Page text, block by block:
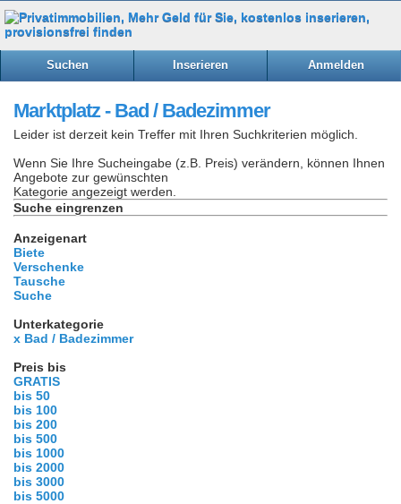
Suchen Inserieren Anmelden
Marktplatz - Bad / Badezimmer
Leider ist derzeit kein Treffer mit Ihren Suchkriterien möglich.
Wenn Sie Ihre Sucheingabe (z.B. Preis) verändern, können Ihnen
Angebote zur gewünschten
Kategorie angezeigt werden.
Suche eingrenzen
Anzeigenart
Biete
Verschenke
Tausche
Suche
Unterkategorie
x Bad / Badezimmer
Preis bis
GRATIS
bis 50
bis 100
bis 200
bis 500
bis 1000
bis 2000
bis 3000
bis 5000